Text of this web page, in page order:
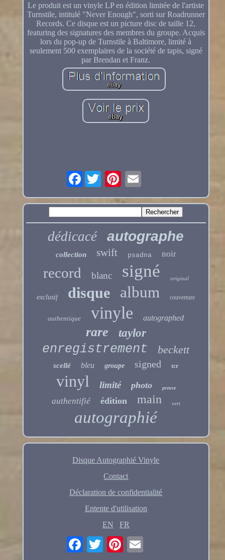
Le produit est un vinyle LP en édition limitée de l'artiste
Turnstile, intitulé "Never Enough", sorti sur Roadrunner
Records. Ce disque est un picture disc de taille 12,
featuring des signatures des membres du groupe. Acquis
lors du pop-up de Turnstile à Baltimore, limité à
seulement 500 exemplaires de la société de tapis, signé
par Brendan et Franz.
Facebook
dédicacé autographe
collection swift psadna noir
record blanc signé original
exclusif disque album couverture
authentique vinyle autographed
rare taylor
enregistrement beckett
scellé bleu groupe signed tcr
vinyl limité photo preuve
authentifié édition main vert
autographié
Disque Autographié Vinyle
Contact
Déclaration de confidentialité
Entente d'utilisation
EN
FR